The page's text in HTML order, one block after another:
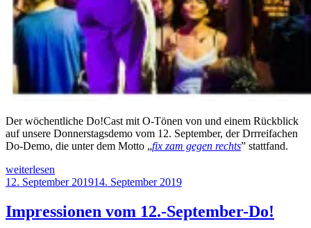
Der wöchentliche Do!Cast mit O-Tönen von und einem Rückblick
auf unsere Donnerstagsdemo vom 12. September, der Drrreifachen
Do-Demo, die unter dem Motto „fix zam gegen rechts” stattfand.
„Do!Cast
zur
Donnerstagsdemo“
weiterlesen
Veröffentlicht
12. September 201914. September 2019
Impressionen vom 12.-September-Do!